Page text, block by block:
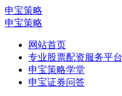
申宝策略
申宝策略
网站首页
专业股票配资服务平台
申宝策略学堂
申宝证券问答